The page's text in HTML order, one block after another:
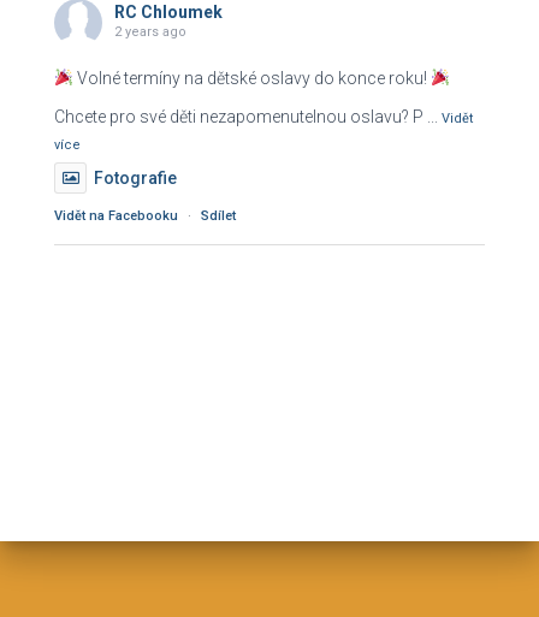
RC Chloumek
2 years ago
Volné termíny na dětské oslavy do konce roku!
Chcete pro své děti nezapomenutelnou oslavu? P
Vidět
více
Fotografie
Vidět na Facebooku · Sdílet